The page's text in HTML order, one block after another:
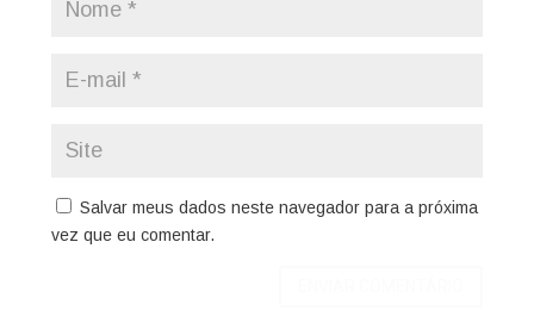
Salvar meus dados neste navegador para a próxima
vez que eu comentar.